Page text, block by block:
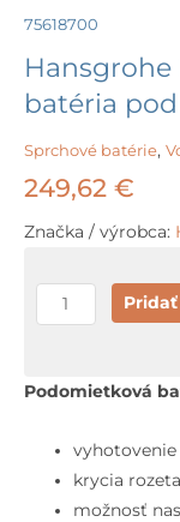
75618700
Hansgrohe
batéria
Sprchové batérie,
249,62 €
Značka / výrobca:
množstvo
Hansgrohe
S
batéria
pod
omietku,
Podomietková
krycia
možnosť